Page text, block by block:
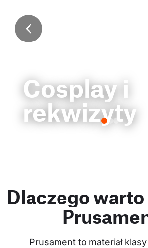
Cosplay i
rekwizyty
Dlaczego
Prusament to materiał